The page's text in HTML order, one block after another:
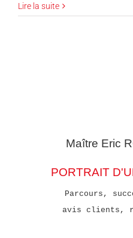
Lire la suite
Maître Eric
PORTRAIT
Parcours,
avis clients,